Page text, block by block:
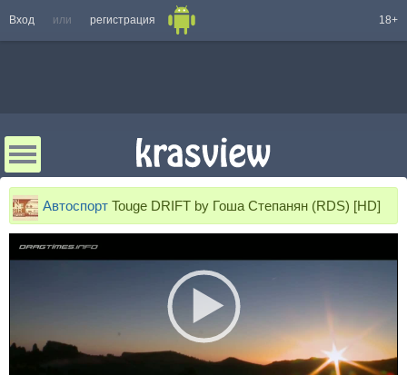
Вход или регистрация 18+
Автоспорт Touge DRIFT by Гоша Степанян (RDS) [HD]